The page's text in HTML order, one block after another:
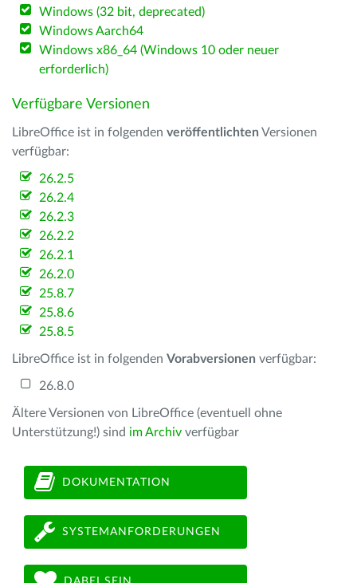
Windows (32 bit, deprecated)
Windows Aarch64
Windows x86_64 (Windows 10 oder neuer
erforderlich)
Verfügbare Versionen
LibreOffice ist in folgenden veröffentlichten Versionen
verfügbar:
26.2.5
26.2.4
26.2.3
26.2.2
26.2.1
26.2.0
25.8.7
25.8.6
25.8.5
LibreOffice ist in folgenden Vorabversionen verfügbar:
26.8.0
Ältere Versionen von LibreOffice (eventuell ohne
Unterstützung!) sind im Archiv verfügbar
DOKUMENTATION
SYSTEMANFORDERUNGEN